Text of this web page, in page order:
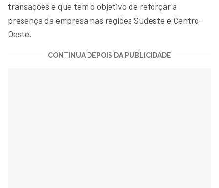
transações e que tem o objetivo de reforçar a
presença da empresa nas regiões Sudeste e Centro-
Oeste.
CONTINUA DEPOIS DA PUBLICIDADE